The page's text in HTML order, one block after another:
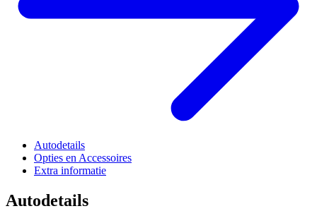
Autodetails
Opties en Accessoires
Extra informatie
Autodetails